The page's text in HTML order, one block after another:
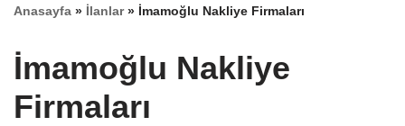
Anasayfa » İlanlar» İmamoğlu Nakliye Firmaları
İmamoğlu Nakliye
Firmaları